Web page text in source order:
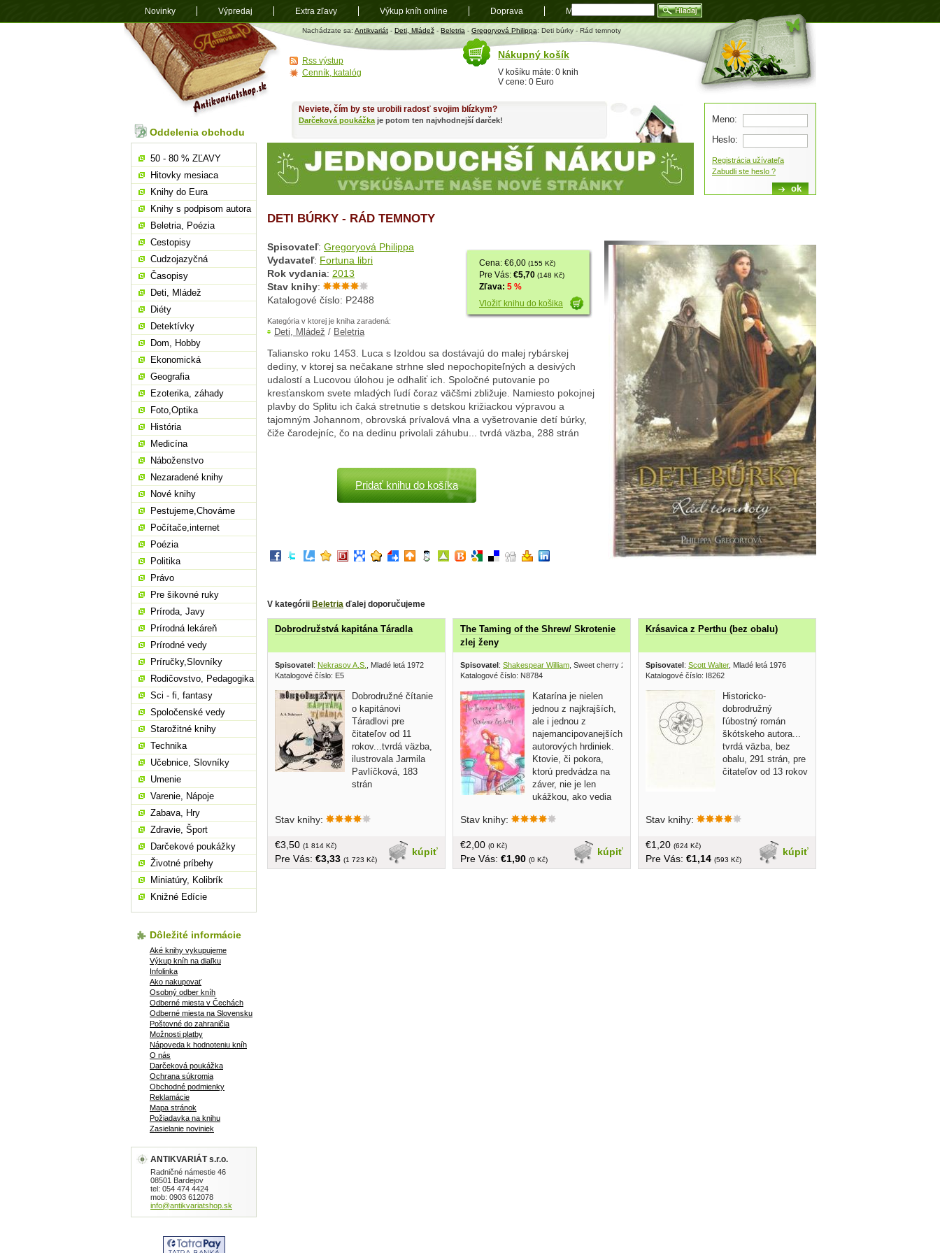
Antikvariát
shop.sk
Nachádzate sa: Antikvariát - Deti, Mládež - Beletria - Gregoryová Philippa: Deti búrky - Rád temnoty
DETI BÚRKY - RÁD TEMNOTY
Cena: €6,00 (155 Kč)
Pre Vás: €5,70 (148 Kč)
Zľava: 5 %
Vložiť knihu do košika
Spisovateľ: Gregoryová Philippa
Vydavateľ: Fortuna libri
Rok vydania: 2013
Stav knihy:
Katalogové číslo: P2488
Kategória v ktorej je kniha zaradená:
Deti, Mládež / Beletria
Taliansko roku 1453. Luca s Izoldou sa dostávajú do malej rybárskej
dediny, v ktorej sa nečakane strhne sled nepochopiteľných a desivých
udalostí a Lucovou úlohou je odhaliť ich. Spoločné putovanie po
kresťanskom svete mladých ľudí čoraz väčšmi zbližuje. Namiesto pokojnej
plavby do Splitu ich čaká stretnutie s detskou križiackou výpravou a
tajomným Johannom, obrovská prívalová vlna a vyšetrovanie detí búrky,
čiže čarodejníc, čo na dedinu privolali záhubu... tvrdá väzba, 288 strán
Pridať knihu do košíka
V kategórii Beletria ďalej doporučujeme
Dobrodružstvá kapitána Táradla
Spisovatel: Nekrasov A.S.
, Mladé letá 1972
Katalogové číslo: E5
Dobrodružné čítanie
o kapitánovi
Táradlovi pre
čitateľov od 11
rokov...tvrdá väzba,
ilustrovala Jarmila
Pavlíčková, 183
strán
Stav knihy:
kúpiť
€3,50 (1 814 Kč)
Pre Vás: €3,33 (1 723 Kč)
The Taming of the Shrew/ Skrotenie
zlej ženy
Spisovatel: Shakespear William , Sweet cherry 2017
Katalogové číslo: N8784
Katarína je nielen
jednou z najkrajších,
ale i jednou z
najemancipovanejších
autorových hrdiniek.
Ktovie, či pokora,
ktorú predvádza na
záver, nie je len
ukážkou, ako vedia
striedať stratégie... v angličtine aj
Stav knihy:
kúpiť
€2,00 (0 Kč)
Pre Vás: €1,90 (0 Kč)
Krásavica z Perthu (bez obalu)
Spisovatel: Scott Walter, Mladé letá 1976
Katalogové číslo: I8262
Historicko-
dobrodružný
ľúbostný román
škótskeho autora...
tvrdá väzba, bez
obalu, 291 strán, pre
čitateľov od 13 rokov
Stav knihy:
kúpiť
€1,20 (624 Kč)
Pre Vás: €1,14 (593 Kč)
Neviete, čím by ste urobili radosť svojim blízkym?
Darčeková poukážka je potom ten najvhodnejší darček!
Oddelenia obchodu
50 - 80 % ZĽAVY
Hitovky mesiaca
Knihy do Eura
Knihy s podpisom autora
Beletria, Poézia
Cestopisy
Cudzojazyčná
Časopisy
Deti, Mládež
Diéty
Detektívky
Dom, Hobby
Ekonomická
Geografia
Ezoterika, záhady
Foto,Optika
História
Medicína
Náboženstvo
Nezaradené knihy
Nové knihy
Pestujeme,Chováme
Počítače,internet
Poézia
Politika
Právo
Pre šikovné ruky
Príroda, Javy
Prírodná lekáreň
Prírodné vedy
Príručky,Slovníky
Rodičovstvo, Pedagogika
Sci - fi, fantasy
Spoločenské vedy
Starožitné knihy
Technika
Učebnice, Slovníky
Umenie
Varenie, Nápoje
Zabava, Hry
Zdravie, Šport
Darčekové poukážky
Životné príbehy
Miniatúry, Kolibrík
Knižné Edície
Dôležité informácie
Aké knihy vykupujeme
Výkup kníh na diaľku
Infolinka
Ako nakupovať
Osobný odber kníh
Odberné miesta v Čechách
Odberné miesta na Slovensku
Poštovné do zahraničia
Možnosti platby
Nápoveda k hodnoteniu kníh
O nás
Darčeková poukážka
Ochrana súkromia
Obchodné podmienky
Reklamácie
Mapa stránok
Požiadavka na knihu
Zasielanie noviniek
ANTIKVARIÁT s.r.o.
Radničné námestie 46
08501 Bardejov
tel: 054 474 4424
mob: 0903 612078
info@antikvariatshop.sk
Meno:
Heslo:
Registrácia užívateľa
Zabudli ste heslo ?
Nákupný košík
V košíku máte: 0 knih
V cene: 0 Euro
Rss výstup
Cenník, katalóg
Novinky Výpredaj Extra zľavy Výkup kníh online Doprava Mapa